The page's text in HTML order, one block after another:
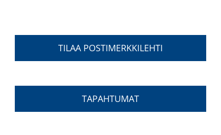
TILAA POSTIMERKKILEHTI
TAPAHTUMAT